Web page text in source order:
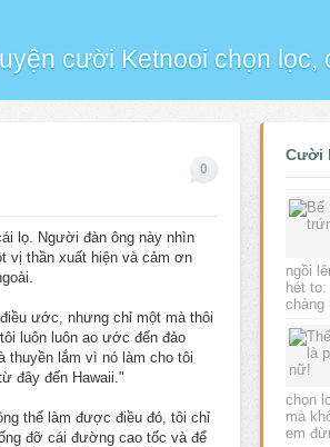
cười Ketnooi chọn lọc,
0
lọ. Người đàn ông này nhìn
vị thần xuất hiện và cảm ơn
ước, nhưng chỉ một mà thôi
luôn luôn ao ước đến đảo
thuyền lắm vì nó làm cho tôi
đây đến Hawaii."
thể làm được điều đó, tôi chỉ
đỡ cái đường cao tốc và để
Cười
ngồi
hét
chọn
mà
em